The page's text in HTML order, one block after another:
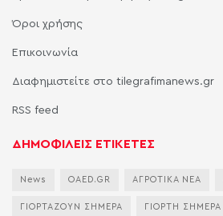
Όροι χρήσης
Επικοινωνία
Διαφημιστείτε στο tilegrafimanews.gr
RSS feed
ΔΗΜΟΦΙΛΕΙΣ ΕΤΙΚΕΤΕΣ
News OAED.GR ΑΓΡΟΤΙΚΑ ΝΕΑ
ΓΙΟΡΤΑΖΟΥΝ ΣΗΜΕΡΑ ΓΙΟΡΤΗ ΣΗΜΕΡΑ